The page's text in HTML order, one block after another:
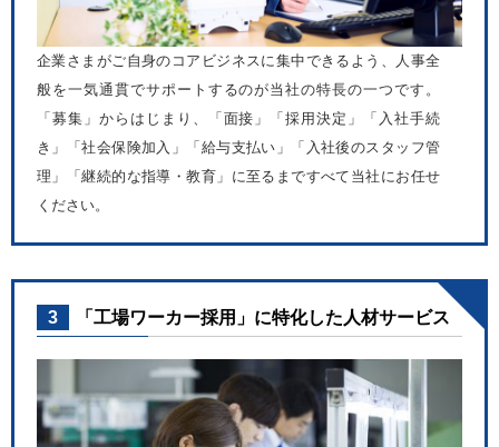
企業さまがご自身のコアビジネスに集中できるよう、人事全
般を一気通貫でサポートするのが当社の特長の一つです。
「募集」からはじまり、「面接」「採用決定」「入社手続
き」「社会保険加入」「給与支払い」「入社後のスタッフ管
理」「継続的な指導・教育」に至るまですべて当社にお任せ
ください。
3 「工場ワーカー採用」に特化した人材サービス